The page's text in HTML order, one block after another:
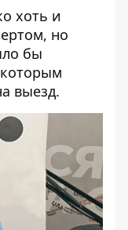
хоть и
но
бы
выезд.